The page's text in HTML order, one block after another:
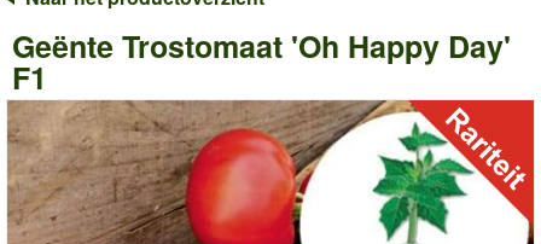
Geënte Trostomaat 'Oh Happy Day'
F1